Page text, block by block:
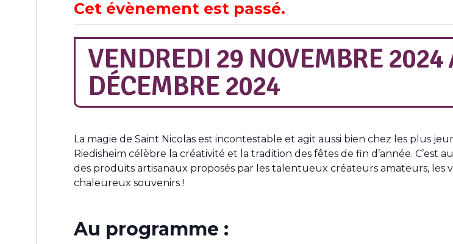
Cet évènement est passé.
VENDREDI 29 NOVEMBRE 2024
DÉCEMBRE 2024
La magie de Saint Nicolas est incontestable et agit aussi bien chez les plus
Riedisheim célèbre la créativité et la tradition des fêtes de fin d’année. C’est
des produits artisanaux proposés par les talentueux créateurs amateurs,
chaleureux souvenirs !
Au programme :